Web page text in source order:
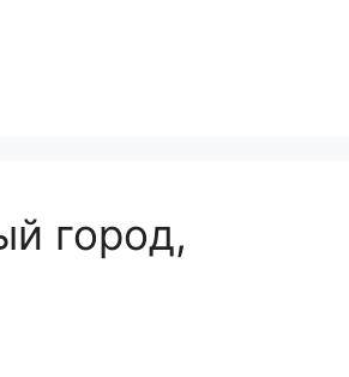
город,